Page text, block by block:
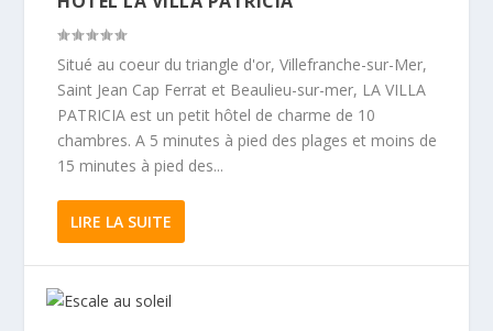
Situé au coeur du triangle d'or, Villefranche-sur-Mer,
Saint Jean Cap Ferrat et Beaulieu-sur-mer, LA VILLA
PATRICIA est un petit hôtel de charme de 10
chambres. A 5 minutes à pied des plages et moins de
15 minutes à pied des...
LIRE LA SUITE